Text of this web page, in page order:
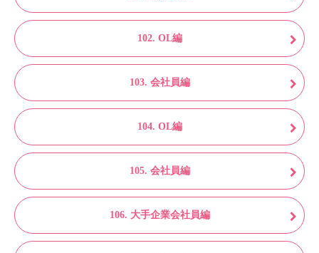
102. OL編
103. 会社員編
104. OL編
105. 会社員編
106. 大手企業会社員編